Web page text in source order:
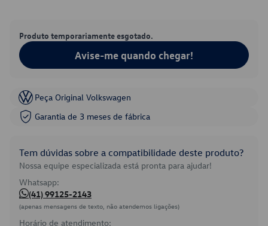
Produto temporariamente esgotado.
Avise-me quando chegar!
Peça Original Volkswagen
Garantia de 3 meses de fábrica
Tem dúvidas sobre a compatibilidade deste produto?
Nossa equipe especializada está pronta para ajudar!
Whatsapp:
(41) 99125-2143
(apenas mensagens de texto, não atendemos ligações)
Horário de atendimento: